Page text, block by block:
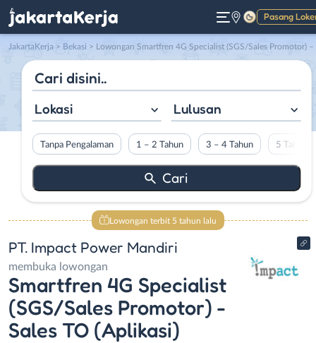
Pasang
Gelap
JakartaKerja > Bekasi > Lowongan Smartfren 4G Specialist (SGS/Sales Promotor) – Sales TO (Aplikasi) di PT. Impact Power Mandiri
Lokasi Lulusan
Tanpa Pengalaman 1 – 2 Tahun 3 – 4 Tahun 5 Tahun
Lowongan terbit 5 tahun lalu
PT. Impact Power Mandiri
membuka lowongan
Smartfren 4G Specialist
(SGS/Sales Promotor) -
Sales TO (Aplikasi)